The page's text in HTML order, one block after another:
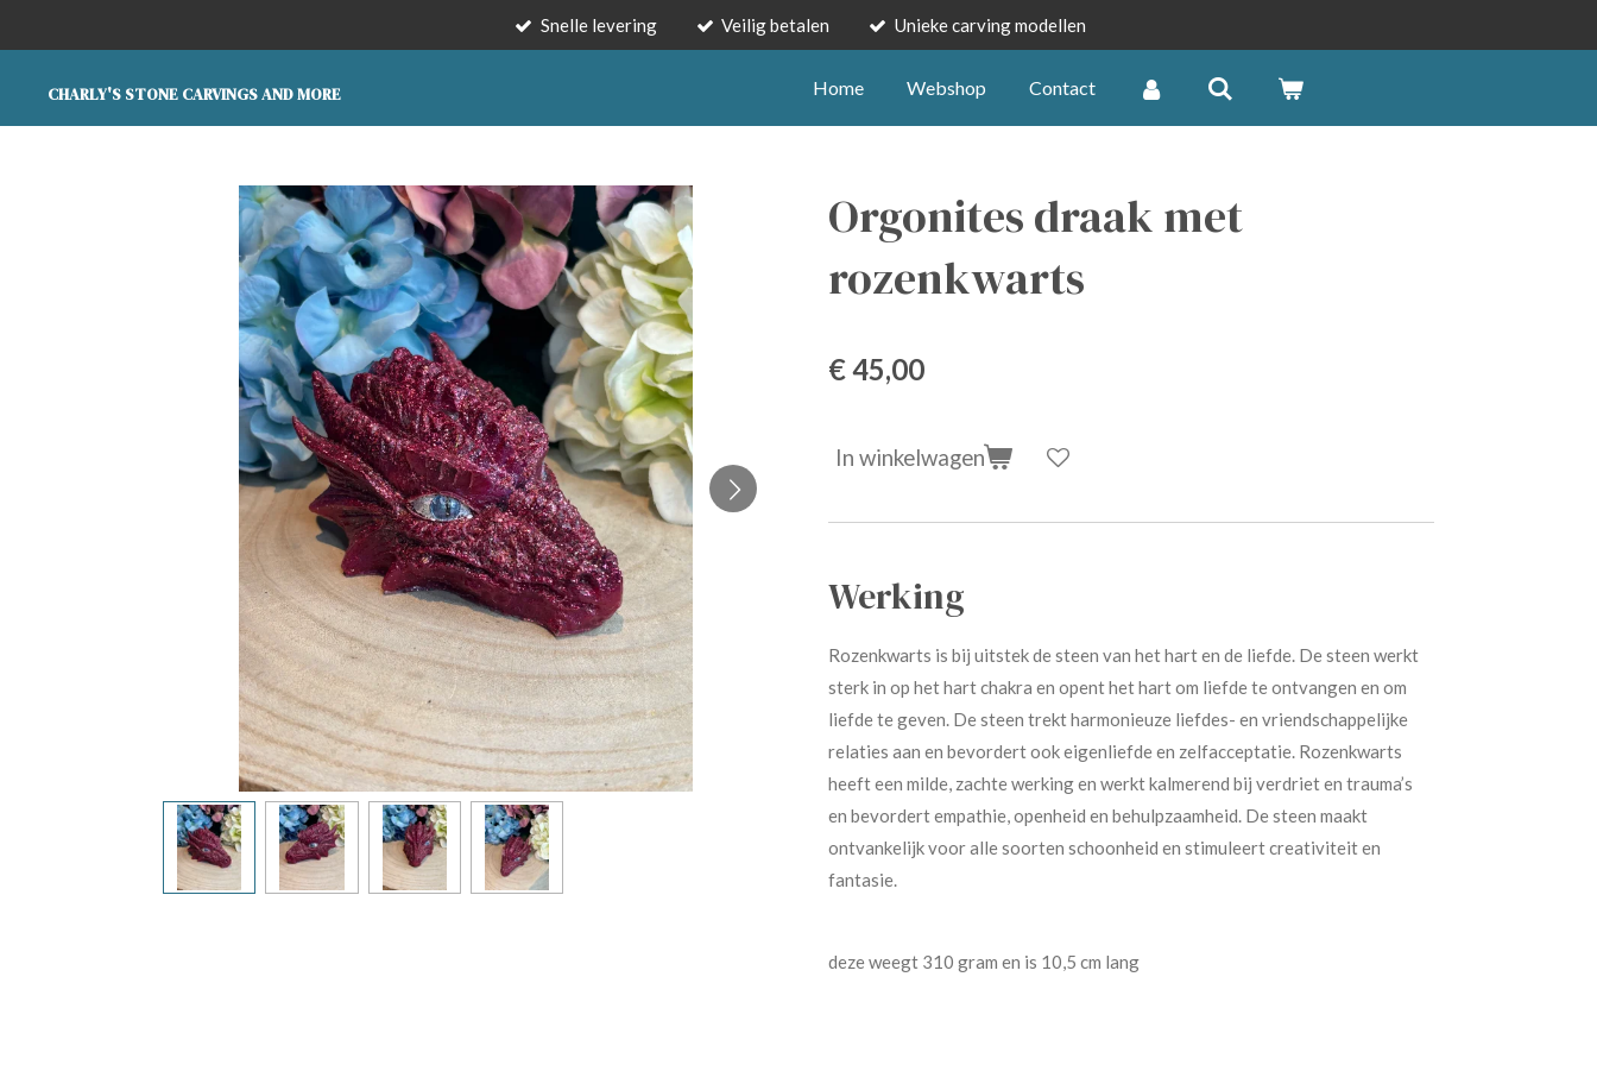
de
Snelle levering Veilig betalen Unieke carving modellen
CHARLY'S STONE CARVINGS AND MORE Home Webshop Contact
Orgonites draak met
rozenkwarts
€ 45,00
In winkelwagen
Werking
Rozenkwarts is bij uitstek de steen van het hart en de liefde. De steen werkt
sterk in op het hart chakra en opent het hart om liefde te ontvangen en om
liefde te geven. De steen trekt harmonieuze liefdes- en vriendschappelijke
relaties aan en bevordert ook eigenliefde en zelfacceptatie. Rozenkwarts
heeft een milde, zachte werking en werkt kalmerend bij verdriet en trauma’s
en bevordert empathie, openheid en behulpzaamheid. De steen maakt
ontvankelijk voor alle soorten schoonheid en stimuleert creativiteit en
fantasie.
deze weegt 310 gram en is 10,5 cm lang